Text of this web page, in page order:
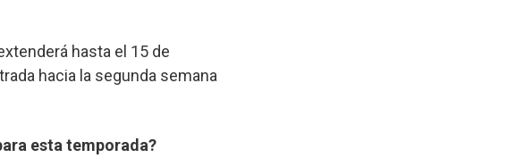
hasta el 15 de
hacia la segunda semana
esta temporada?